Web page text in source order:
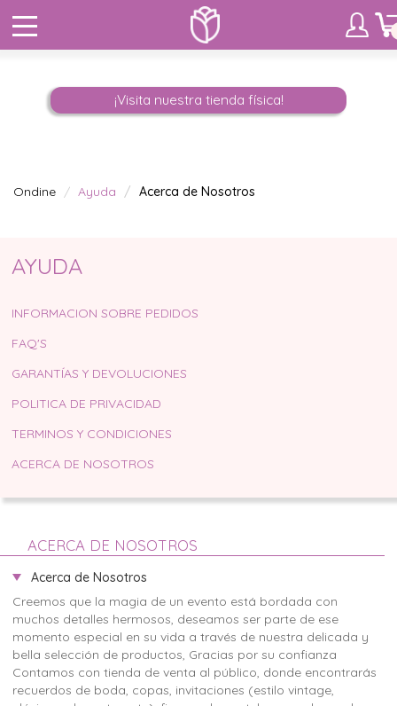
¡Visita nuestra tienda física!
Ondine Ayuda Acerca de Nosotros
AYUDA
INFORMACION SOBRE PEDIDOS
FAQ'S
GARANTÍAS Y DEVOLUCIONES
POLITICA DE PRIVACIDAD
TERMINOS Y CONDICIONES
ACERCA DE NOSOTROS
ACERCA DE NOSOTROS
Acerca de Nosotros
​Creemos que la magia de un evento está bordada con
muchos detalles hermosos, deseamos ser parte de ese
momento especial en su vida a través de nuestra delicada y
bella selección de productos, Gracias por su confianza
Contamos con tienda de venta al público, donde encontrarás
recuerdos de boda, copas, invitaciones (estilo vintage,